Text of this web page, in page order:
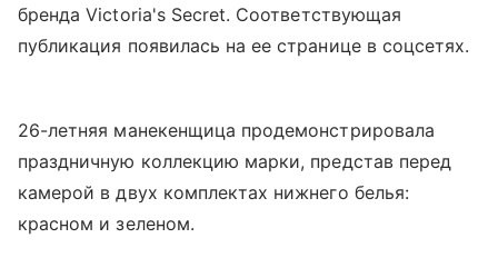
бренда Victoria's Secret. Соответствующая
публикация появилась на ее странице в соцсетях.
26-летняя манекенщица продемонстрировала
праздничную коллекцию марки, представ перед
камерой в двух комплектах нижнего белья:
красном и зеленом.